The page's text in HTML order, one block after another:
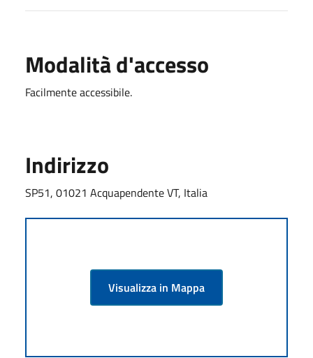
Modalità d'accesso
Facilmente accessibile.
Indirizzo
SP51, 01021 Acquapendente VT, Italia
Visualizza in Mappa